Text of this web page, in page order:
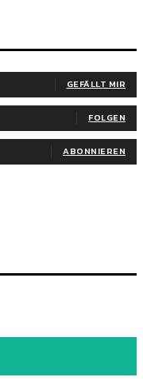
GEFÄLLT MIR
FOLGEN
ABONNIEREN